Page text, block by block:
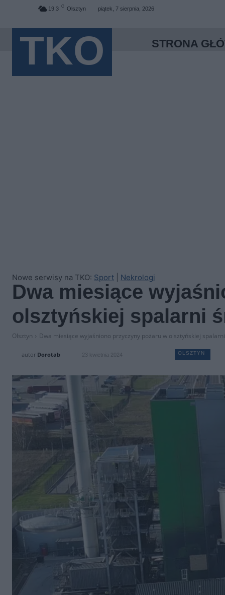
19.3 C Olsztyn piątek, 7 sierpnia, 2026
TKO STRONA
Nowe serwisy na TKO: Sport Nekrologi
Dwa miesiące
olsztyńskiej spalarni
Olsztyn Dwa miesiące wyjaśniono przyczyny pożaru w olsztyńskiej
autor Dorotab 23 kwietnia 2024 OLSZTYN